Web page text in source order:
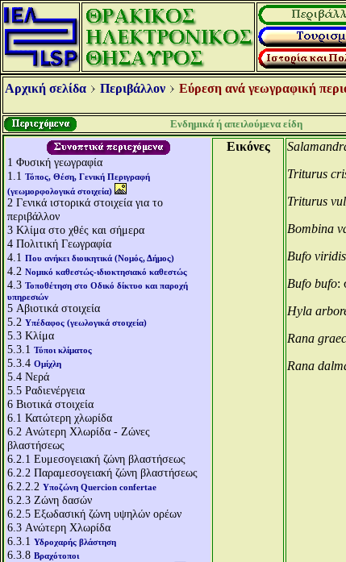
Αρχική σελίδα Περιβάλλον Εύρεση ανά γεωγραφική
Ενδημικά ή απειλούμενα είδη
1 Φυσική γεωγραφία
1.1 Τόπος, Θέση, Γενική Περιγραφή
(γεωμορφολογικά στοιχεία)
2 Γενικά ιστορικά στοιχεία για το
περιβάλλον
3 Κλίμα στο χθές και σήμερα
4 Πολιτική Γεωγραφία
4.1 Που ανήκει διοικητικά (Νομός, Δήμος)
4.2 Νομικό καθεστώς-ιδιοκτησιακό καθεστώς
4.3 Τοποθέτηση στο Οδικό δίκτυο και παροχή
υπηρεσιών
5 Αβιοτικά στοιχεία
5.2 Υπέδαφος (γεωλογικά στοιχεία)
5.3 Κλίμα
5.3.1 Τύποι κλίματος
5.3.4 Ομίχλη
5.4 Νερά
5.5 Ραδιενέργεια
6 Βιοτικά στοιχεία
6.1 Κατώτερη χλωρίδα
6.2 Aνώτερη Χλωρίδα - Ζώνες
βλαστήσεως
6.2.1 Ευμεσογειακή ζώνη βλαστήσεως
6.2.2 Παραμεσογειακή ζώνη βλαστήσεως
6.2.2.2 Υποζώνη Quercion confertae
6.2.3 Ζώνη δασών
6.2.5 Εξωδασική ζώνη υψηλών ορέων
6.3 Aνώτερη Χλωρίδα
6.3.1 Υδροχαρής βλάστηση
6.3.8 Βραχότοποι
Εικόνες
Triturus
Triturus
Bombina
Bufo viridis
Bufo bufo:
Hyla
Rana
Rana